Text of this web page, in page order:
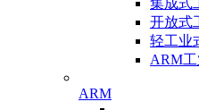
开放式
轻工业
ARM
ARM